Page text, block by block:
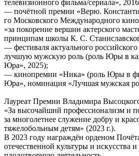
телевизионного фильма/сериала», 2016
— почётной премии «Верю.
го Московского Международного
«за покорение вершин актерского
принципам школы К. С.
— фестиваля актуального
лучшую мужскую роль (роль Юры в
Юра», 2025);
— кинопремии «Ника» (роль Юры в
Юра», номинация «Лучшая мужская
Лауреат Премии Владимира
«За высочайший профессионализм и
за многолетнее служение добру и
тяжелобольным детям» (2023 г.).
В 2023 году награждён орденом
отечественной культуры и искусства